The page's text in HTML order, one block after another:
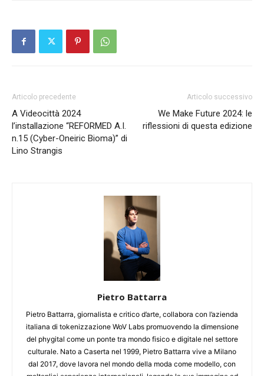
Articolo precedente
A Videocittà 2024
l’installazione “REFORMED A.I.
n.15 (Cyber-Oneiric Bioma)” di
Lino Strangis
Articolo successivo
We Make Future 2024: le
riflessioni di questa edizione
Pietro Battarra
Pietro Battarra, giornalista e critico d’arte, collabora con l’azienda
italiana di tokenizzazione WoV Labs promuovendo la dimensione
del phygital come un ponte tra mondo fisico e digitale nel settore
culturale. Nato a Caserta nel 1999, Pietro Battarra vive a Milano
dal 2017, dove lavora nel mondo della moda come modello, con